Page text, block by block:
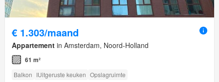
€ 1.303/maand
Appartement in Amsterdam, Noord-Holland
61 m²
Balkon IUitgeruste keuken Opslagruimte